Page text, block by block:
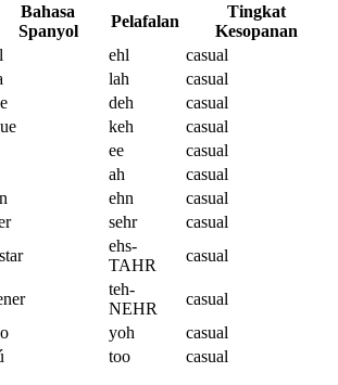
Bahasa
Spanyol
Pelafalan
Tingkat
Kesopanan
ehl
casual
lah
casual
deh
casual
keh
casual
ee
casual
ah
casual
ehn
casual
sehr
casual
ehs-
TAHR
casual
teh-
NEHR
casual
yoh
casual
too casual